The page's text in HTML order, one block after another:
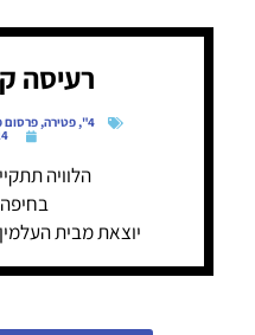
רעיסה
4"
,פטירה,פרסום
הלוויה
יוצאת מבית